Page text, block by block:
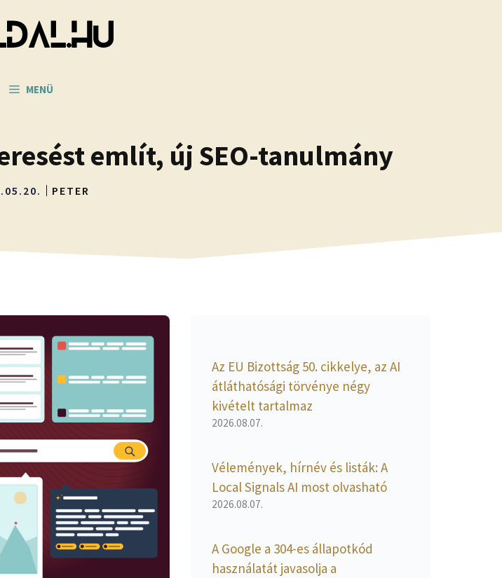
MENÜ
említ, új SEO-tanulmány
PETER
Az EU Bizottság 50. cikkelye, az AI
átláthatósági törvénye négy
kivételt tartalmaz
2026.08.07.
Vélemények, hírnév és listák: A
Local Signals AI most olvasható
2026.08.07.
A Google a 304-es állapotkód
használatát javasolja a